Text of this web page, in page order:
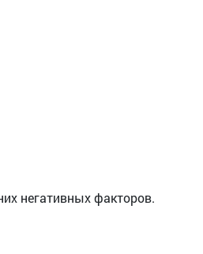
негативных факторов.